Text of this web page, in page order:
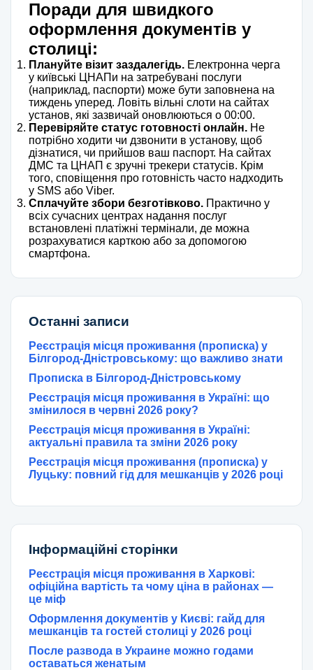
Поради для швидкого
оформлення документів у
столиці:
Плануйте візит заздалегідь. Електронна черга
у київські ЦНАПи на затребувані послуги
(наприклад, паспорти) може бути заповнена на
тиждень уперед. Ловіть вільні слоти на сайтах
установ, які зазвичай оновлюються о 00:00.
Перевіряйте статус готовності онлайн. Не
потрібно ходити чи дзвонити в установу, щоб
дізнатися, чи прийшов ваш паспорт. На сайтах
ДМС та ЦНАП є зручні трекери статусів. Крім
того, сповіщення про готовність часто надходить
у SMS або Viber.
Сплачуйте збори безготівково. Практично у
всіх сучасних центрах надання послуг
встановлені платіжні термінали, де можна
розрахуватися карткою або за допомогою
смартфона.
Останні записи
Реєстрація місця проживання (прописка) у
Білгород-Дністровському: що важливо знати
Прописка в Білгород-Дністровському
Реєстрація місця проживання в Україні: що
змінилося в червні 2026 року?
Реєстрація місця проживання в Україні:
актуальні правила та зміни 2026 року
Реєстрація місця проживання (прописка) у
Луцьку: повний гід для мешканців у 2026 році
Інформаційні сторінки
Реєстрація місця проживання в Харкові:
офіційна вартість та чому ціна в районах —
це міф
Оформлення документів у Києві: гайд для
мешканців та гостей столиці у 2026 році
После развода в Украине можно годами
оставаться женатым